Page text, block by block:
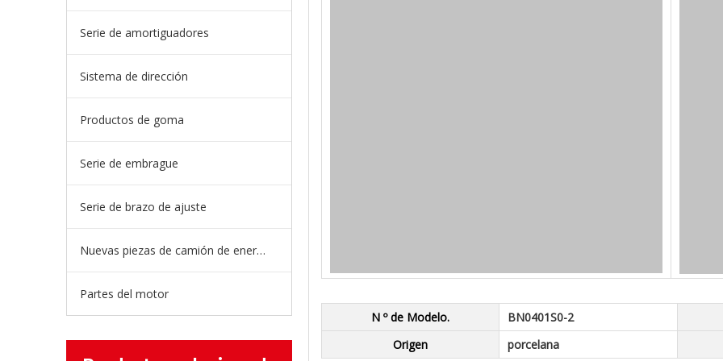
Serie de amortiguadores
Sistema de dirección
Productos de goma
Serie de embrague
Serie de brazo de ajuste
Nuevas piezas de camión de energía
Partes del motor
N º de Modelo.
BN0401S0-2
Origen
porcelana